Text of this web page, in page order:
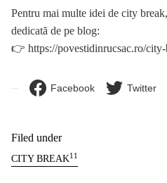
Pentru mai multe idei de city
dedicată de pe blog:
👉 https://povestidinrucsac.ro/
Facebook Twitter
Filed under
CITY BREAK11